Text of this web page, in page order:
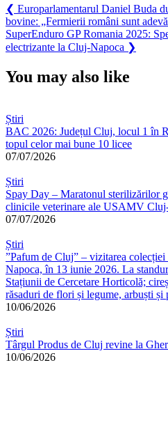
Navigare
în
articole
❮ Previous
Post:
Europarlamentarul Daniel Buda
bovine: „Fermierii români sunt
Next
Post:
SuperEnduro GP Romania 2025:
electrizante la Cluj-Napoca ❯
You may also like
Știri
BAC 2026: Județul Cluj, locul 1 în
topul celor mai bune 10 licee
07/07/2026
Știri
Spay Day – Maratonul sterilizărilor
clinicile veterinare ale USAMV
07/07/2026
Știri
”Pafum de Cluj” – vizitarea
Napoca, în 13 iunie 2026. La
Stațiunii de Cercetare Horticolă;
răsaduri de flori și legume, arbuști
10/06/2026
Știri
Târgul Produs de Cluj revine la
10/06/2026